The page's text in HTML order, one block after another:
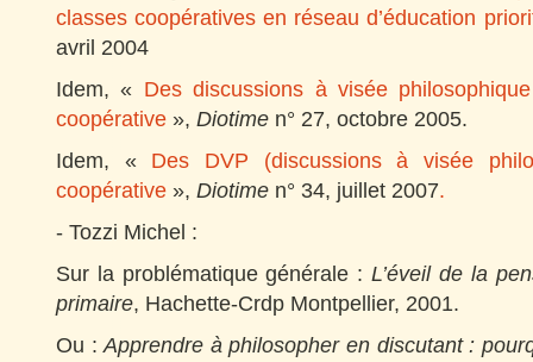
classes coopératives en réseau d’éducation
avril 2004
Idem, « Des discussions à visée
coopérative », Diotime n° 27, octobre 2005.
Idem, « Des DVP (discussions à visée
coopérative », Diotime n° 34, juillet 2007.
- Tozzi Michel :
Sur la problématique générale :L’éveil de la
primaire, Hachette-Crdp Montpellier, 2001.
Ou :Apprendre à philosopher en discutant :